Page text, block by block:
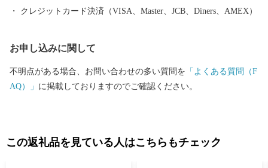
め、「誰一人取り残さない」社会の実現を目指し、「持続可能な
体、大学等と協働で一丸となって取り組みます。 お客様からいた
だいた個人情報は、鯖江市が責任をもって管理し、関係法令で定
められた場合を除き、第三者に譲渡したり、提供したりすること
供及び鯖江市のふるさと納税に関する情報提供のために使用させ
クレジットカード決済（VISA、Master、JCB、Diners、AMEX）
お申し込みに関して
不明点がある場合、お問い合わせの多い質問を 「よくある質問（F
AQ）」 に掲載しておりますのでご確認ください。
この返礼品を見ている人はこちらもチェック